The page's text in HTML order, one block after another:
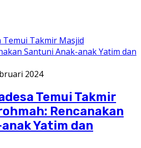
2024
Temui Takmir
Rencanakan
Yatim dan